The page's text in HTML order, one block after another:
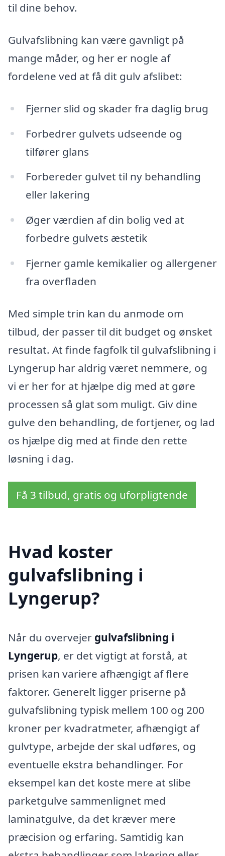
til dine behov.
Gulvafslibning kan være gavnligt på
mange måder, og her er nogle af
fordelene ved at få dit gulv afslibet:
Fjerner slid og skader fra daglig brug
Forbedrer gulvets udseende og
tilfører glans
Forbereder gulvet til ny behandling
eller lakering
Øger værdien af din bolig ved at
forbedre gulvets æstetik
Fjerner gamle kemikalier og allergener
fra overfladen
Med simple trin kan du anmode om
tilbud, der passer til dit budget og ønsket
resultat. At finde fagfolk til gulvafslibning i
Lyngerup har aldrig været nemmere, og
vi er her for at hjælpe dig med at gøre
processen så glat som muligt. Giv dine
gulve den behandling, de fortjener, og lad
os hjælpe dig med at finde den rette
løsning i dag.
Få 3 tilbud, gratis og uforpligtende
Hvad koster
gulvafslibning i
Lyngerup?
Når du overvejer gulvafslibning i
Lyngerup, er det vigtigt at forstå, at
prisen kan variere afhængigt af flere
faktorer. Generelt ligger priserne på
gulvafslibning typisk mellem 100 og 200
kroner per kvadratmeter, afhængigt af
gulvtype, arbejde der skal udføres, og
eventuelle ekstra behandlinger. For
eksempel kan det koste mere at slibe
parketgulve sammenlignet med
laminatgulve, da det kræver mere
præcision og erfaring. Samtidig kan